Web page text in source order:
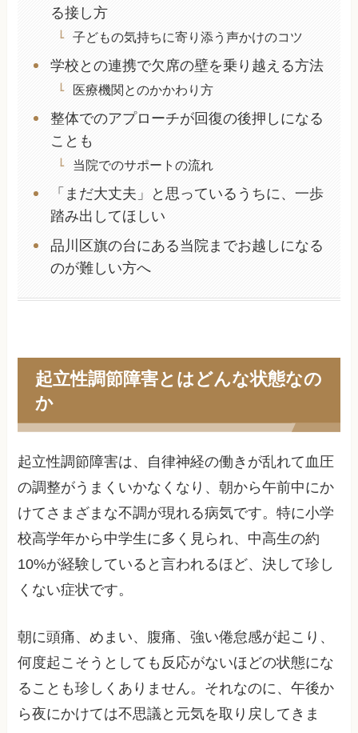
る接し方
子どもの気持ちに寄り添う声かけのコツ
学校との連携で欠席の壁を乗り越える方法
医療機関とのかかわり方
整体でのアプローチが回復の後押しになる
ことも
当院でのサポートの流れ
「まだ大丈夫」と思っているうちに、一歩
踏み出してほしい
品川区旗の台にある当院までお越しになる
のが難しい方へ
起立性調節障害とはどんな状態なの
か
起立性調節障害は、自律神経の働きが乱れて血圧
の調整がうまくいかなくなり、朝から午前中にか
けてさまざまな不調が現れる病気です。特に小学
校高学年から中学生に多く見られ、中高生の約
10%が経験していると言われるほど、決して珍し
くない症状です。
朝に頭痛、めまい、腹痛、強い倦怠感が起こり、
何度起こそうとしても反応がないほどの状態にな
ることも珍しくありません。それなのに、午後か
ら夜にかけては不思議と元気を取り戻してきま